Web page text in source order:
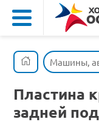
Машины,
Пластина
задней